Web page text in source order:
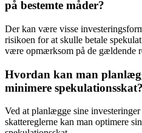
på bestemte måder?
Der kan være visse
risikoen for at skulle betale
være opmærksom på de gældende
Hvordan kan man
minimere spekulationsskat?
Ved at planlægge sine
skattereglerne kan man optimere